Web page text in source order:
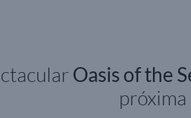
Oasis of the
próxima